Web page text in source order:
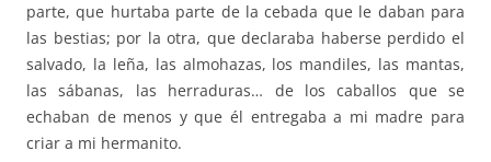
parte, que hurtaba parte de la cebada que le daban para
las bestias; por la otra, que declaraba haberse perdido el
salvado, la leña, las almohazas, los mandiles, las mantas,
las sábanas, las herraduras… de los caballos que se
echaban de menos y que él entregaba a mi madre para
criar a mi hermanito.